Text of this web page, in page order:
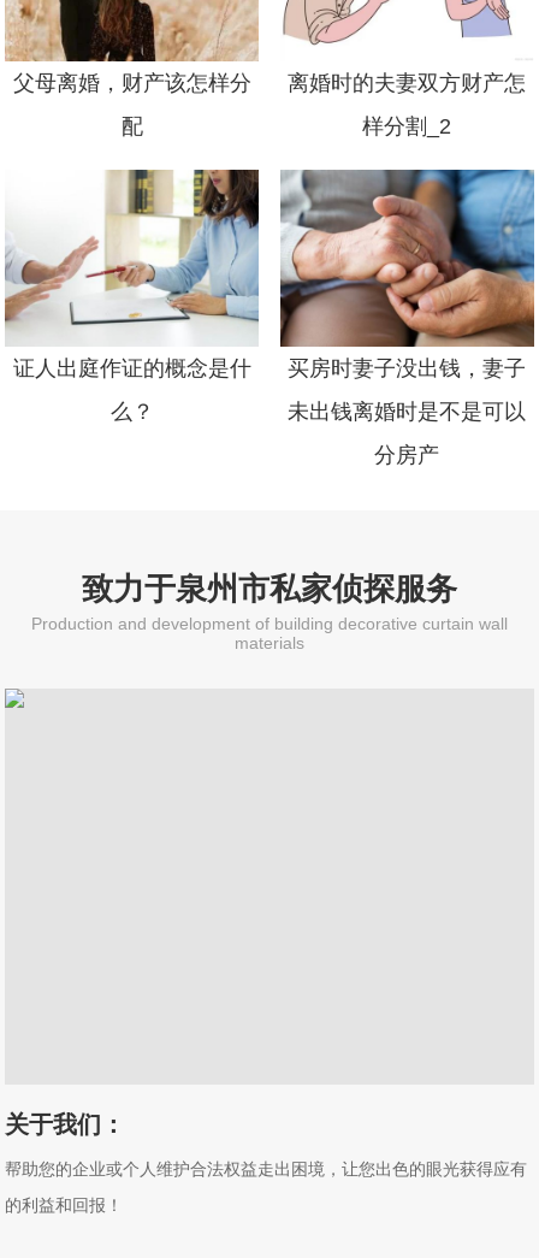
父母离婚，财产该怎样分
配
离婚时的夫妻双方财产怎
样分割_2
证人出庭作证的概念是什
么？
买房时妻子没出钱，妻子
未出钱离婚时是不是可以
分房产
致力于泉州市私家侦探服务
Production and development of building decorative curtain wall
materials
关于我们：
帮助您的企业或个人维护合法权益走出困境，让您出色的眼光获得应有
的利益和回报！